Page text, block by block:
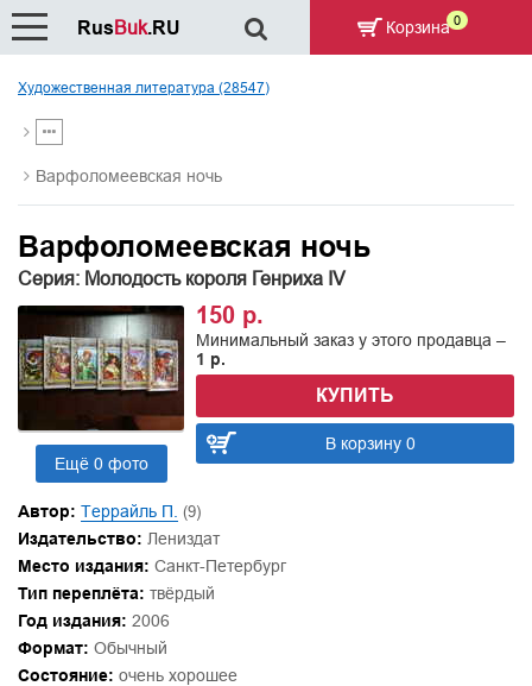
Художественная литература (28547)
Варфоломеевская ночь
Варфоломеевская ночь
Серия: Молодость короля Генриха IV
Ещё 0 фото
150 р.
Минимальный заказ у этого продавца –
1 р.
КУПИТЬ
В корзину 0
Автор: Террайль П. (9)
Издательство: Лениздат
Место издания: Санкт-Петербург
Тип переплёта: твёрдый
Год издания: 2006
Формат: Обычный
Состояние: очень хорошее
RusBuk.RU Корзина 0